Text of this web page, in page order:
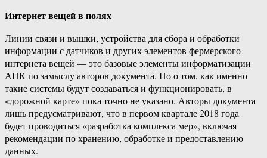
Интернет вещей в полях
Линии связи и вышки, устройства для сбора и обработки
информации с датчиков и других элементов фермерского
интернета вещей — это базовые элементы информатизации
АПК по замыслу авторов документа. Но о том, как именно
такие системы будут создаваться и функционировать, в
«дорожной карте» пока точно не указано. Авторы документа
лишь предусматривают, что в первом квартале 2018 года
будет проводиться «разработка комплекса мер», включая
рекомендации по хранению, обработке и предоставлению
данных.